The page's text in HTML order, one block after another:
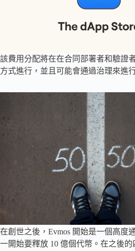
該費用分配將在在合同部署者和驗證
方式進行，並且可能會通過治理來進
在創世之後，Evmos 開始是一個高度
一開始要釋放 10 億個代幣。在之後